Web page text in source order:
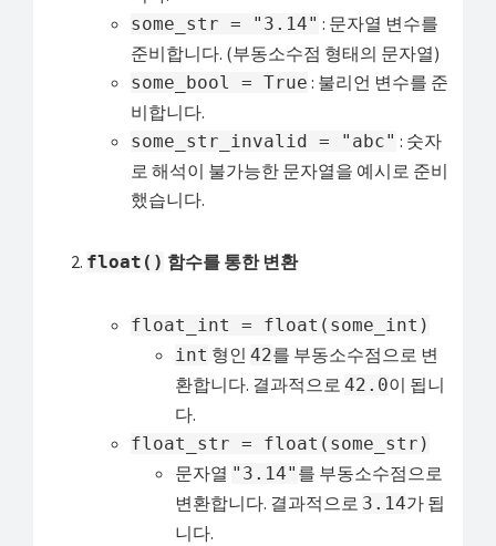
some_str = "3.14" : 문자열 변수를
준비합니다. (부동소수점 형태의 문자열)
some_bool = True : 불리언 변수를 준
비합니다.
some_str_invalid = "abc" : 숫자
로 해석이 불가능한 문자열을 예시로 준비
했습니다.
float() 함수를 통한 변환
float_int = float(some_int)
int 형인 42를 부동소수점으로 변
환합니다. 결과적으로 42.0이 됩니
다.
float_str = float(some_str)
문자열 "3.14" 를 부동소수점으로
변환합니다. 결과적으로 3.14가 됩
니다.